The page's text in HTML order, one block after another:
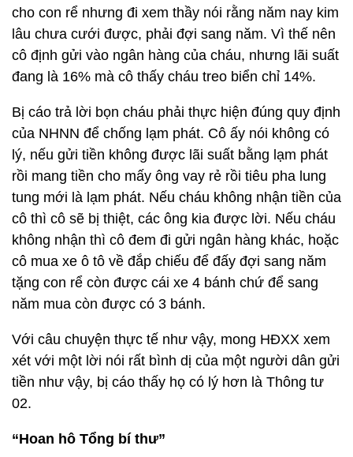
cho con rể nhưng đi xem thầy nói rằng năm nay kim
lâu chưa cưới được, phải đợi sang năm. Vì thế nên
cô định gửi vào ngân hàng của cháu, nhưng lãi suất
đang là 16% mà cô thấy cháu treo biển chỉ 14%.
Bị cáo trả lời bọn cháu phải thực hiện đúng quy định
của NHNN để chống lạm phát. Cô ấy nói không có
lý, nếu gửi tiền không được lãi suất bằng lạm phát
rồi mang tiền cho mấy ông vay rẻ rồi tiêu pha lung
tung mới là lạm phát. Nếu cháu không nhận tiền của
cô thì cô sẽ bị thiệt, các ông kia được lời. Nếu cháu
không nhận thì cô đem đi gửi ngân hàng khác, hoặc
cô mua xe ô tô về đắp chiếu để đấy đợi sang năm
tặng con rể còn được cái xe 4 bánh chứ để sang
năm mua còn được có 3 bánh.
Với câu chuyện thực tế như vậy, mong HĐXX xem
xét với một lời nói rất bình dị của một người dân gửi
tiền như vậy, bị cáo thấy họ có lý hơn là Thông tư
02.
“Hoan hô Tổng bí thư”